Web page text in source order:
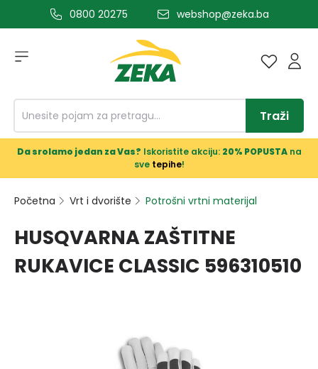
glavni sadržaj0800 20275 webshop@zeka.ba
Traži
Da srolamo jedan za Vas? Iskoristite akciju: 20% POPUSTAna
sve tepihe!
Početna Vrt i dvorište Potrošni vrtni materijal
HUSQVARNA ZAŠTITNE
RUKAVICE CLASSIC 596310510